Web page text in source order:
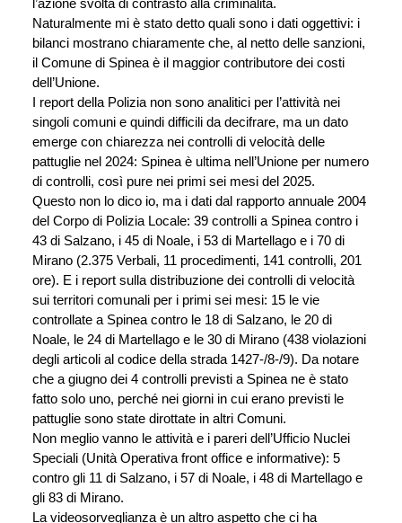
l’azione svolta di contrasto alla criminalità.
Naturalmente mi è stato detto quali sono i dati oggettivi: i
bilanci mostrano chiaramente che, al netto delle sanzioni,
il Comune di Spinea è il maggior contributore dei costi
dell’Unione.
I report della Polizia non sono analitici per l’attività nei
singoli comuni e quindi difficili da decifrare, ma un dato
emerge con chiarezza nei controlli di velocità delle
pattuglie nel 2024: Spinea è ultima nell’Unione per numero
di controlli, così pure nei primi sei mesi del 2025.
Questo non lo dico io, ma i dati dal rapporto annuale 2004
del Corpo di Polizia Locale: 39 controlli a Spinea contro i
43 di Salzano, i 45 di Noale, i 53 di Martellago e i 70 di
Mirano (2.375 Verbali, 11 procedimenti, 141 controlli, 201
ore). E i report sulla distribuzione dei controlli di velocità
sui territori comunali per i primi sei mesi: 15 le vie
controllate a Spinea contro le 18 di Salzano, le 20 di
Noale, le 24 di Martellago e le 30 di Mirano (438 violazioni
degli articoli al codice della strada 1427-/8-/9). Da notare
che a giugno dei 4 controlli previsti a Spinea ne è stato
fatto solo uno, perché nei giorni in cui erano previsti le
pattuglie sono state dirottate in altri Comuni.
Non meglio vanno le attività e i pareri dell’Ufficio Nuclei
Speciali (Unità Operativa front office e informative): 5
contro gli 11 di Salzano, i 57 di Noale, i 48 di Martellago e
gli 83 di Mirano.
La videosorveglianza è un altro aspetto che ci ha